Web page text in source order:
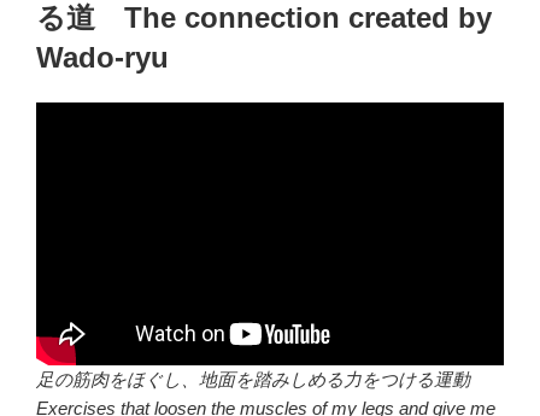
る道 The connection created by
Wado-ryu
足の筋肉をほぐし、地面を踏みしめる力をつける運動
Exercises that loosen the muscles of my legs and give me